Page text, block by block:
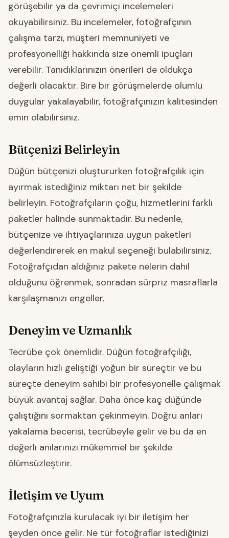
görüşebilir ya da çevrimiçi incelemeleri
okuyabilirsiniz. Bu incelemeler, fotoğrafçının
çalışma tarzı, müşteri memnuniyeti ve
profesyonelliği hakkında size önemli ipuçları
verebilir. Tanıdıklarınızın önerileri de oldukça
değerli olacaktır. Bire bir görüşmelerde olumlu
duygular yakalayabilir, fotoğrafçınızın kalitesinden
emin olabilirsiniz.
Bütçenizi Belirleyin
Düğün bütçenizi oluştururken fotoğrafçılık için
ayırmak istediğiniz miktarı net bir şekilde
belirleyin. Fotoğrafçıların çoğu, hizmetlerini farklı
paketler halinde sunmaktadır. Bu nedenle,
bütçenize ve ihtiyaçlarınıza uygun paketleri
değerlendirerek en makul seçeneği bulabilirsiniz.
Fotoğrafçıdan aldığınız pakete nelerin dahil
olduğunu öğrenmek, sonradan sürpriz masraflarla
karşılaşmanızı engeller.
Deneyim ve Uzmanlık
Tecrübe çok önemlidir. Düğün fotoğrafçılığı,
olayların hızlı geliştiği yoğun bir süreçtir ve bu
süreçte deneyim sahibi bir profesyonelle çalışmak
büyük avantaj sağlar. Daha önce kaç düğünde
çalıştığını sormaktan çekinmeyin. Doğru anları
yakalama becerisi, tecrübeyle gelir ve bu da en
değerli anılarınızı mükemmel bir şekilde
ölümsüzleştirir.
İletişim ve Uyum
Fotoğrafçınızla kurulacak iyi bir iletişim her
şeyden önce gelir. Ne tür fotoğraflar istediğinizi